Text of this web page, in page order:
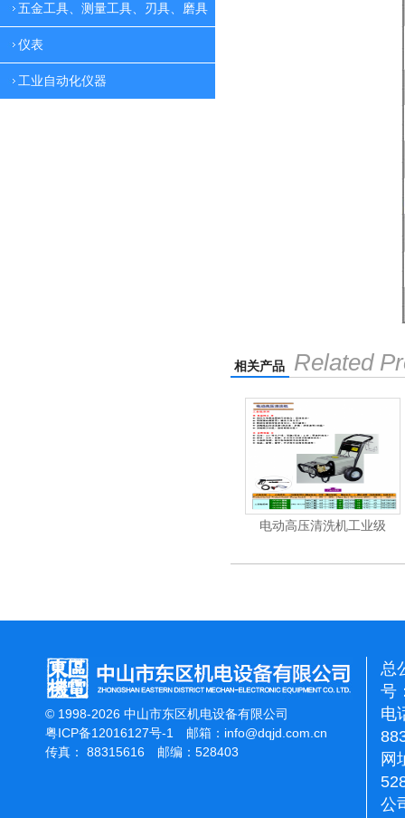
五金工具、测量工具、刃具、磨具
仪表
工业自动化仪器
相关产品 Related
电动高压清洗机工业级
© 1998-2026 中山市东区机电设备有限公司
粤ICP备12016127号-1
邮箱： info@dqjd.com.cn
传真： 88315616 邮编：528403
总
号
电
网
公